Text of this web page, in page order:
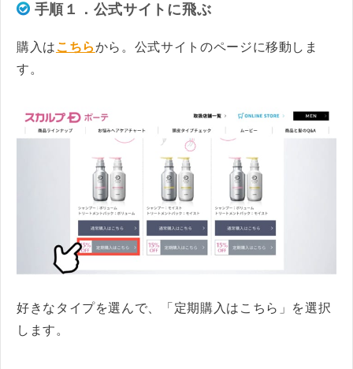
手順１．公式サイトに飛ぶ
購入はこちらから。公式サイトのページに移動しま
す。
好きなタイプを選んで、「定期購入はこちら」を選択
します。